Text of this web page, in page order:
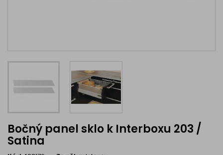
Bočný panel sklo k Interboxu 203 /
Satina